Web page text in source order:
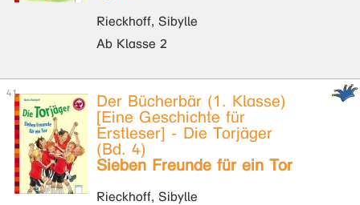
Rieckhoff, Sibylle
Ab Klasse 2
Der Bücherbär (1. Klasse)
[Eine Geschichte für
Erstleser] - Die Torjäger
(Bd. 4)
Sieben Freunde für ein Tor
Rieckhoff, Sibylle